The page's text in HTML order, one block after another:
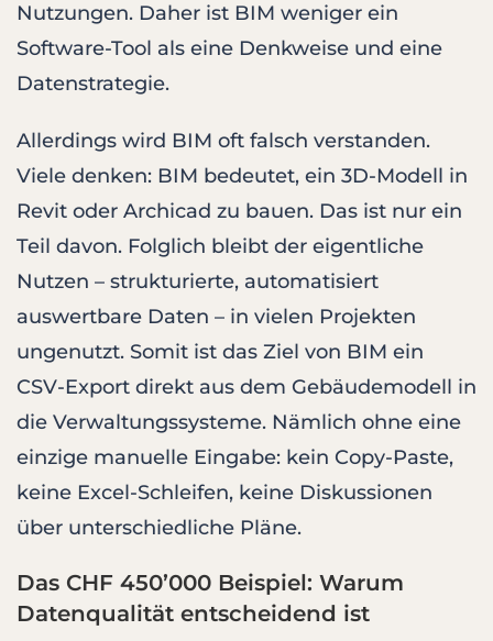
Nutzungen. Daher ist BIM weniger ein
Software-Tool als eine Denkweise und eine
Datenstrategie.
Allerdings wird BIM oft falsch verstanden.
Viele denken: BIM bedeutet, ein 3D-Modell in
Revit oder Archicad zu bauen. Das ist nur ein
Teil davon. Folglich bleibt der eigentliche
Nutzen – strukturierte, automatisiert
auswertbare Daten – in vielen Projekten
ungenutzt. Somit ist das Ziel von BIM ein
CSV-Export direkt aus dem Gebäudemodell in
die Verwaltungssysteme. Nämlich ohne eine
einzige manuelle Eingabe: kein Copy-Paste,
keine Excel-Schleifen, keine Diskussionen
über unterschiedliche Pläne.
Das CHF 450’000 Beispiel: Warum
Datenqualität entscheidend ist